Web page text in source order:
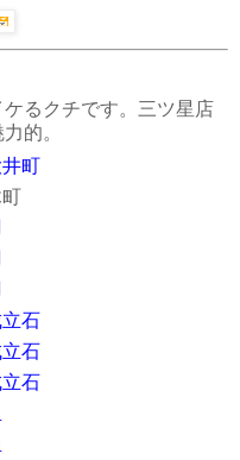
るクチです。三ツ星店
的。
町
石
石
石